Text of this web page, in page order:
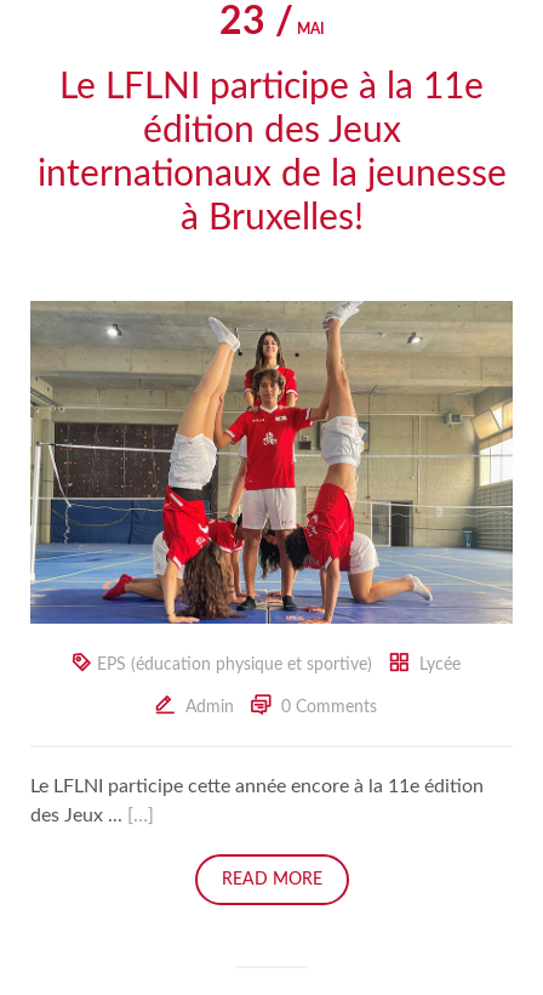
23 / MAI
Le LFLNI participe à la 11e
édition des Jeux
internationaux de la jeunesse
à Bruxelles!
EPS (éducation physique et sportive) Lycée
Admin 0 Comments
Le LFLNI participe cette année encore à la 11e édition
des Jeux ...
[…]
READ MORE